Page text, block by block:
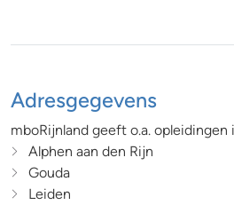
Adresgegevens
mboRijnland geeft o.a. opleidingen
Alphen aan den Rijn
Gouda
Leiden